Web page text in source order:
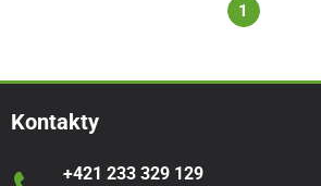
1
Kontakty
+421 233 329 129